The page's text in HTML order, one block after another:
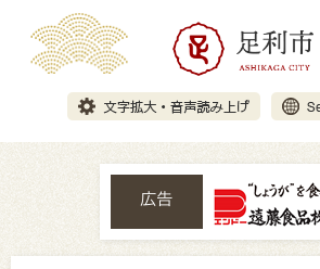
広告